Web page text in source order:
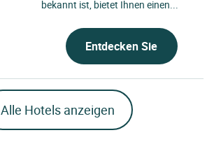
bekannt ist, bietet Ihnen einen...
Entdecken Sie
Alle Hotels anzeigen